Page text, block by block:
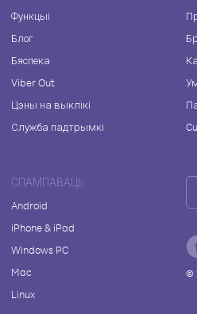
Функцыі
Блог
Бяспека
Viber Out
Цэны на выклікі
Служба падтрымкі
СПАМПАВАЦЬ
Android
iPhone & iPad
Windows PC
Mac
Linux
©